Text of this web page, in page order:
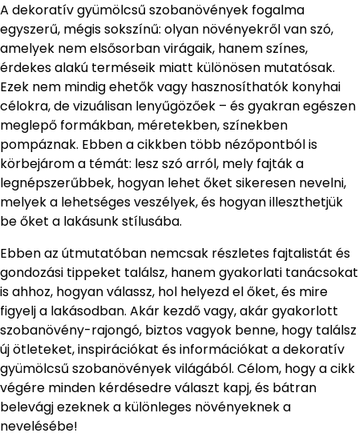
A dekoratív gyümölcsű szobanövények fogalma
egyszerű, mégis sokszínű: olyan növényekről van szó,
amelyek nem elsősorban virágaik, hanem színes,
érdekes alakú terméseik miatt különösen mutatósak.
Ezek nem mindig ehetők vagy hasznosíthatók konyhai
célokra, de vizuálisan lenyűgözőek – és gyakran egészen
meglepő formákban, méretekben, színekben
pompáznak. Ebben a cikkben több nézőpontból is
körbejárom a témát: lesz szó arról, mely fajták a
legnépszerűbbek, hogyan lehet őket sikeresen nevelni,
melyek a lehetséges veszélyek, és hogyan illeszthetjük
be őket a lakásunk stílusába.
Ebben az útmutatóban nemcsak részletes fajtalistát és
gondozási tippeket találsz, hanem gyakorlati tanácsokat
is ahhoz, hogyan válassz, hol helyezd el őket, és mire
figyelj a lakásodban. Akár kezdő vagy, akár gyakorlott
szobanövény-rajongó, biztos vagyok benne, hogy találsz
új ötleteket, inspirációkat és információkat a dekoratív
gyümölcsű szobanövények világából. Célom, hogy a cikk
végére minden kérdésedre választ kapj, és bátran
belevágj ezeknek a különleges növényeknek a
nevelésébe!